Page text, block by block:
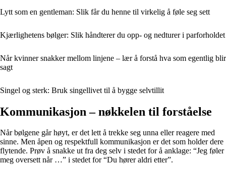
Lytt som en gentleman: Slik får du henne til virkelig å føle seg sett
Kjærlighetens bølger: Slik håndterer du opp- og nedturer i parforholdet
Når kvinner snakker mellom linjene – lær å forstå hva som egentlig blir
sagt
Singel og sterk: Bruk singellivet til å bygge selvtillit
Kommunikasjon – nøkkelen til forståelse
Når bølgene går høyt, er det lett å trekke seg unna eller reagere med
sinne. Men åpen og respektfull kommunikasjon er det som holder dere
flytende. Prøv å snakke ut fra deg selv i stedet for å anklage: “Jeg føler
meg oversett når …” i stedet for “Du hører aldri etter”.